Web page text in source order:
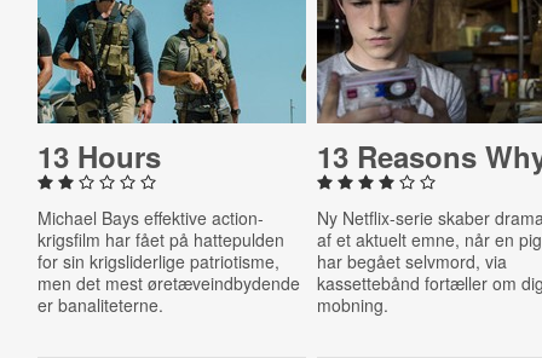
13 Hours
Michael Bays effektive action-
krigsfilm har fået på hattepulden
for sin krigsliderlige patriotisme,
men det mest øretæveindbydende
er banaliteterne.
13 Reasons
Ny Netflix-serie skaber
af et aktuelt emne, når en
har begået selvmord, via
kassettebånd fortæller om
mobning.